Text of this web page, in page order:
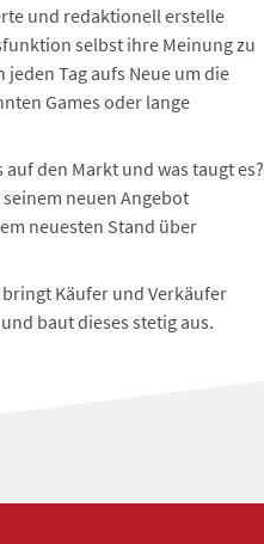
und redaktionell erstelle
selbst ihre Meinung zu
Tag aufs Neue um die
Games oder lange
den Markt und was taugt es?
neuen Angebot
neuesten Stand über
Käufer und Verkäufer
baut dieses stetig aus.